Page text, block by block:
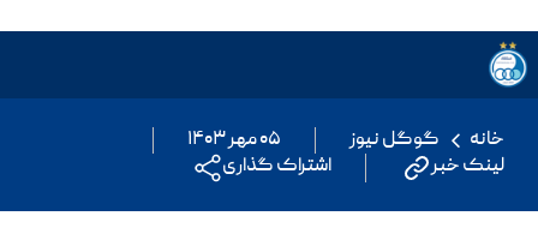
خانه گوگل نیوز
۰۵ مهر ۱۴۰۳
لینک خبر
اشتراک گذاری